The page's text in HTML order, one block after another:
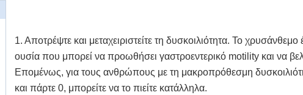
1. Αποτρέψτε και μεταχειριστείτε τη δυσκοιλιότητα. Το χρυσάνθεμο
ουσία που μπορεί να προωθήσει γαστροεντερικό motility και να
Επομένως, για τους ανθρώπους με τη μακροπρόθεσμη
και πάρτε 0, μπορείτε να το πιείτε κατάλληλα.